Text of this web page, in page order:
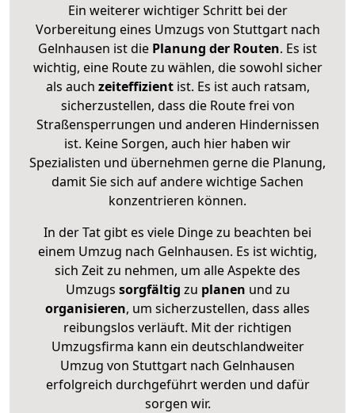
Ein weiterer wichtiger Schritt bei der
Vorbereitung eines Umzugs von Stuttgart nach
Gelnhausen ist die Planung der Routen. Es ist
wichtig, eine Route zu wählen, die sowohl sicher
als auch zeiteffizientist. Es ist auch ratsam,
sicherzustellen, dass die Route frei von
Straßensperrungen und anderen Hindernissen
ist. Keine Sorgen, auch hier haben wir
Spezialisten und übernehmen gerne die Planung,
damit Sie sich auf andere wichtige Sachen
konzentrieren können.
In der Tat gibt es viele Dinge zu beachten bei
einem Umzug nach Gelnhausen. Es ist wichtig,
sich Zeit zu nehmen, um alle Aspekte des
Umzugs sorgfältig zu planen und zu
organisieren, um sicherzustellen, dass alles
reibungslos verläuft. Mit der richtigen
Umzugsfirma kann ein deutschlandweiter
Umzug von Stuttgart nach Gelnhausen
erfolgreich durchgeführt werden und dafür
sorgen wir.